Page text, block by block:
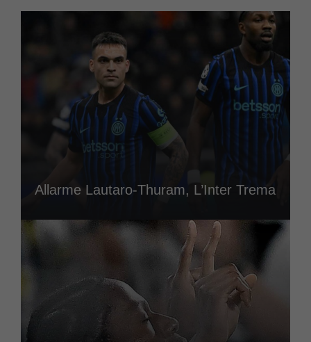
Allarme Lautaro-Thuram, L’Inter Trema